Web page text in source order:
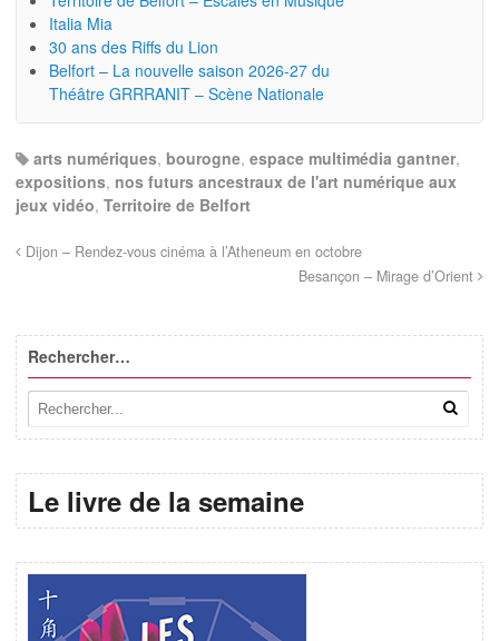
Italia Mia
30 ans des Riffs du Lion
Belfort – La nouvelle saison 2026-27 du
Théâtre GRRRANIT – Scène Nationale
arts numériques, bourogne, espace multimédia gantner,
expositions, nos futurs ancestraux de l'art numérique aux
jeux vidéo, Territoire de Belfort
Dijon – Rendez-vous cinéma à l’Atheneum en octobre
Besançon – Mirage d’Orient
Rechercher…
Le livre de la semaine